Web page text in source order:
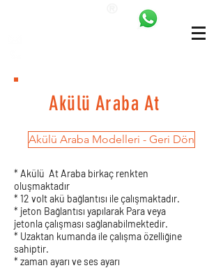
Akülü Araba At
Akülü Araba Modelleri - Geri Dön
* Akülü At Araba birkaç renkten
oluşmaktadır
* 12 volt akü bağlantısı ile çalışmaktadır.
* jeton Bağlantısı yapılarak Para veya
jetonla çalışması sağlanabilmektedir.
* Uzaktan kumanda ile çalışma özelliğine
sahiptir.
* zaman ayarı ve ses ayarı